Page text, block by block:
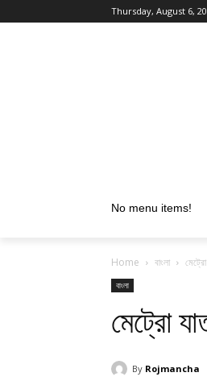
Thursday, August 6,
No menu items!
Home বাংলা
বাংলা
মেট্রো
By Rojmancha